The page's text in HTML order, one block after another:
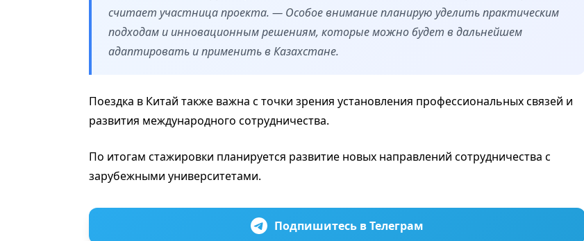
считает участница проекта. — Особое внимание планирую уделить практическим
подходам и инновационным решениям, которые можно будет в дальнейшем
адаптировать и применить в Казахстане.
Поездка в Китай также важна с точки зрения установления профессиональных связей и
развития международного сотрудничества.
По итогам стажировки планируется развитие новых направлений сотрудничества с
зарубежными университетами.
Подпишитесь в Телеграм